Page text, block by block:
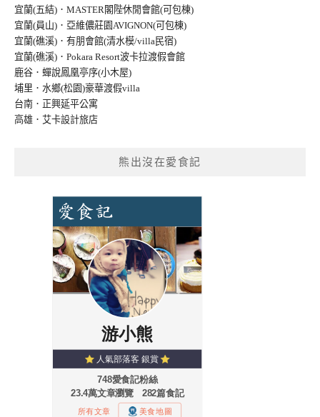
宜蘭(五結)．MASTER閣陛休閒會館(可包棟)
宜蘭(員山)．亞維儂莊園AVIGNON(可包棟)
宜蘭(礁溪)．有朋會館(清水模/villa民宿)
宜蘭(礁溪)．Pokara Resort波卡拉渡假會館
鹿谷．蟬說鳳凰亭序(小木屋)
埔里．水鄉(松園)豪華渡假villa
台南．正興延平公寓
高雄．艾卡設計旅店
熊出沒在愛食記